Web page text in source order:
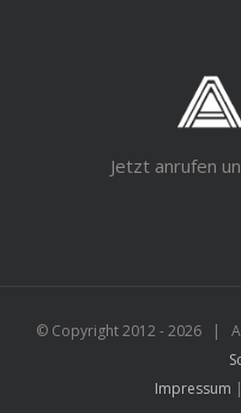
Jetzt anrufen
© Copyright 2012 -2026 |
Impressum |